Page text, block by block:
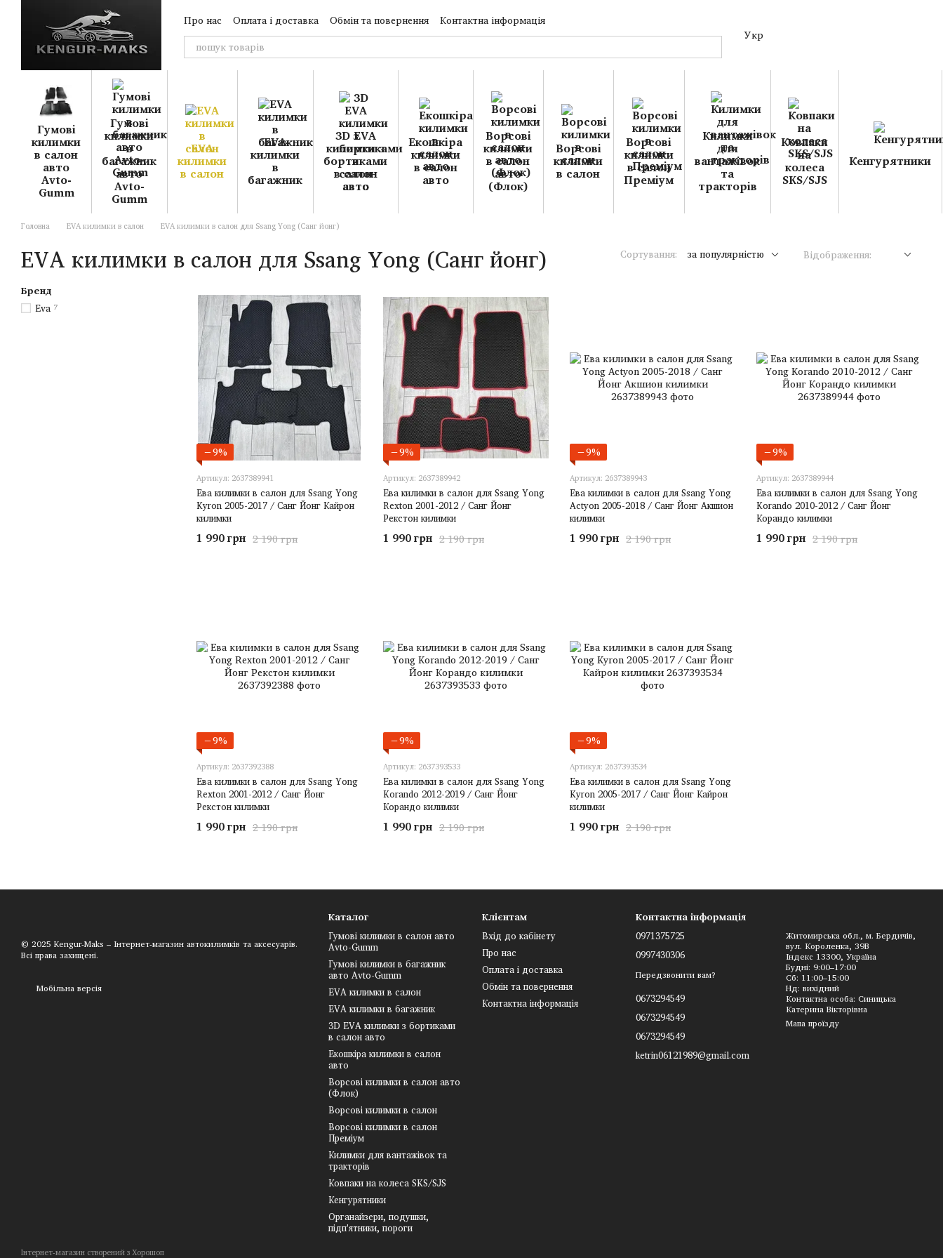
Перейти до основного контенту
Про нас Оплата і доставка Обмін та повернення
Контактна інформація
Укр
Гумові
килимки
в салон
авто
Avto-
Gumm
Гумові
килимки
в
багажник
авто
Avto-
Gumm
EVA
килимки
в салон
EVA
килимки
в
багажник
3D EVA
килимки з
бортиками
в салон
авто
Екошкіра
килимки
в салон
авто
Ворсові
килимки
в салон
авто
(Флок)
Ворсові
килимки
в салон
Ворсові
килимки
в салон
Преміум
Килимки
для
вантажівок
та
тракторів
Ковпаки
на
колеса
SKS/SJS
Кенгурятники
Головна EVA килимки в салон EVA килимки в салон для Ssang Yong (Санг йонг)
EVA килимки в салон для Ssang Yong (Санг йонг) Сортування: за популярністю Відображення:
−9%
Артикул: 2637389941
Ева килимки в салон для Ssang Yong
Kyron 2005-2017 / Санг Йонг Кайрон
килимки
2 190 грн
1 990 грн
−9%
Артикул: 2637389942
Ева килимки в салон для Ssang Yong
Rexton 2001-2012 / Санг Йонг
Рекстон килимки
2 190 грн
1 990 грн
−9%
Артикул: 2637389943
Ева килимки в салон для Ssang Yong
Actyon 2005-2018 / Санг Йонг Акшион
килимки
2 190 грн
1 990 грн
−9%
Артикул: 2637389944
Ева килимки в салон для Ssang Yong
Korando 2010-2012 / Санг Йонг
Корандо килимки
2 190 грн
1 990 грн
−9%
Артикул: 2637392388
Ева килимки в салон для Ssang Yong
Rexton 2001-2012 / Санг Йонг
Рекстон килимки
2 190 грн
1 990 грн
−9%
Артикул: 2637393533
Ева килимки в салон для Ssang Yong
Korando 2012-2019 / Санг Йонг
Корандо килимки
2 190 грн
1 990 грн
−9%
Артикул: 2637393534
Ева килимки в салон для Ssang Yong
Kyron 2005-2017 / Санг Йонг Кайрон
килимки
2 190 грн
1 990 грн
Бренд
Eva 7
© 2025 Kengur-Maks – Інтернет-магазин автокилимків та аксесуарів.
Всі права захищені.
Мобільна версія
Інтернет-магазин створений з Хорошоп
Каталог
Гумові килимки в салон авто
Avto-Gumm
Гумові килимки в багажник
авто Avto-Gumm
EVA килимки в салон
EVA килимки в багажник
3D EVA килимки з бортиками
в салон авто
Екошкіра килимки в салон
авто
Ворсові килимки в салон авто
(Флок)
Ворсові килимки в салон
Ворсові килимки в салон
Преміум
Килимки для вантажівок та
тракторів
Ковпаки на колеса SKS/SJS
Кенгурятники
Органайзери, подушки,
підп'ятники, пороги
Клієнтам
Вхід до кабінету
Про нас
Оплата і доставка
Обмін та повернення
Контактна інформація
Контактна інформація
0971375725
0997430306
Передзвонити вам?
0673294549
0673294549
0673294549
ketrin06121989@gmail.com
Житомирська обл., м. Бердичів,
вул. Короленка, 39В
Індекс 13300, Україна
Будні: 9:00–17:00
Сб: 11:00–15:00
Нд: вихідний
Контактна особа: Синицька
Катерина Вікторівна
Мапа проїзду